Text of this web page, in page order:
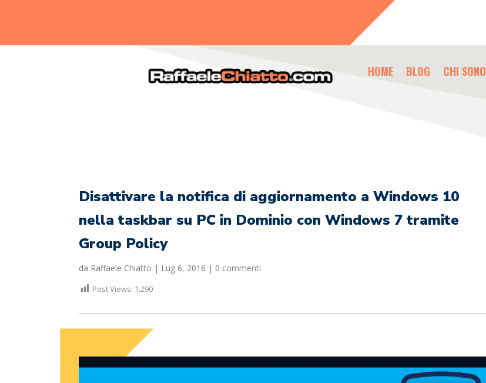
HOME BLOG CHI SONO
Disattivare la notifica di aggiornamento a Windows 10
nella taskbar su PC in Dominio con Windows 7 tramite
Group Policy
da Raffaele Chiatto | Lug 6, 2016 | 0 commenti
Post Views: 1.290